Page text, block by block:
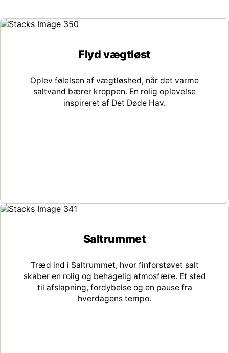
Flyd vægtløst
Oplev følelsen af vægtløshed, når det varme
saltvand bærer kroppen. En rolig oplevelse
inspireret af Det Døde Hav.
Saltrummet
Træd ind i Saltrummet, hvor finforstøvet salt
skaber en rolig og behagelig atmosfære. Et sted
til afslapning, fordybelse og en pause fra
hverdagens tempo.